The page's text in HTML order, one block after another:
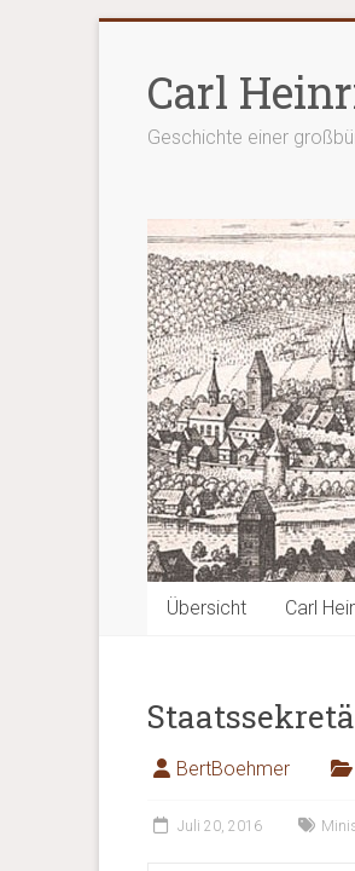
springenCarl
Geschichte einer
Übersicht Carl
BertBoehmer
Juli 20, 2016